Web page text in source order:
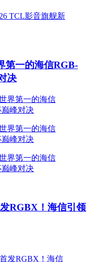
第一的海信RGB-
决
RGBX！海信引领